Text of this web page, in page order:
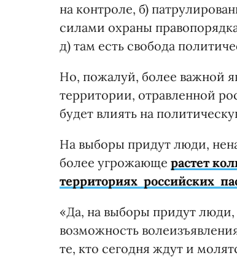
на контроле, б)
силами охраны
д) там есть свобода
Но, пожалуй, более важной
территории, отравленной
будет влиять на
На выборы придут люди,
более угрожающе растет
территориях российских
«Да, на выборы придут
возможность
те, кто сегодня ждут и